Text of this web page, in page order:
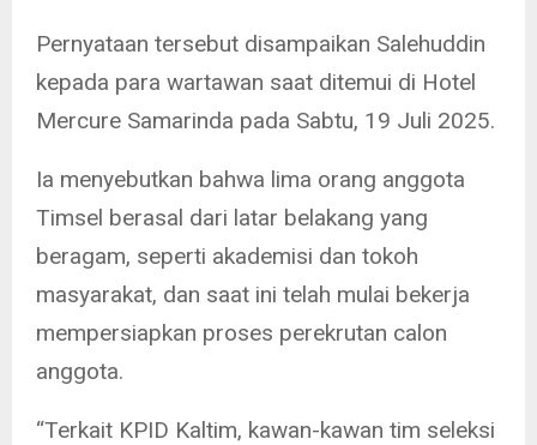
Pernyataan tersebut disampaikan Salehuddin
kepada para wartawan saat ditemui di Hotel
Mercure Samarinda pada Sabtu, 19 Juli 2025.
Ia menyebutkan bahwa lima orang anggota
Timsel berasal dari latar belakang yang
beragam, seperti akademisi dan tokoh
masyarakat, dan saat ini telah mulai bekerja
mempersiapkan proses perekrutan calon
anggota.
“Terkait KPID Kaltim, kawan-kawan tim seleksi